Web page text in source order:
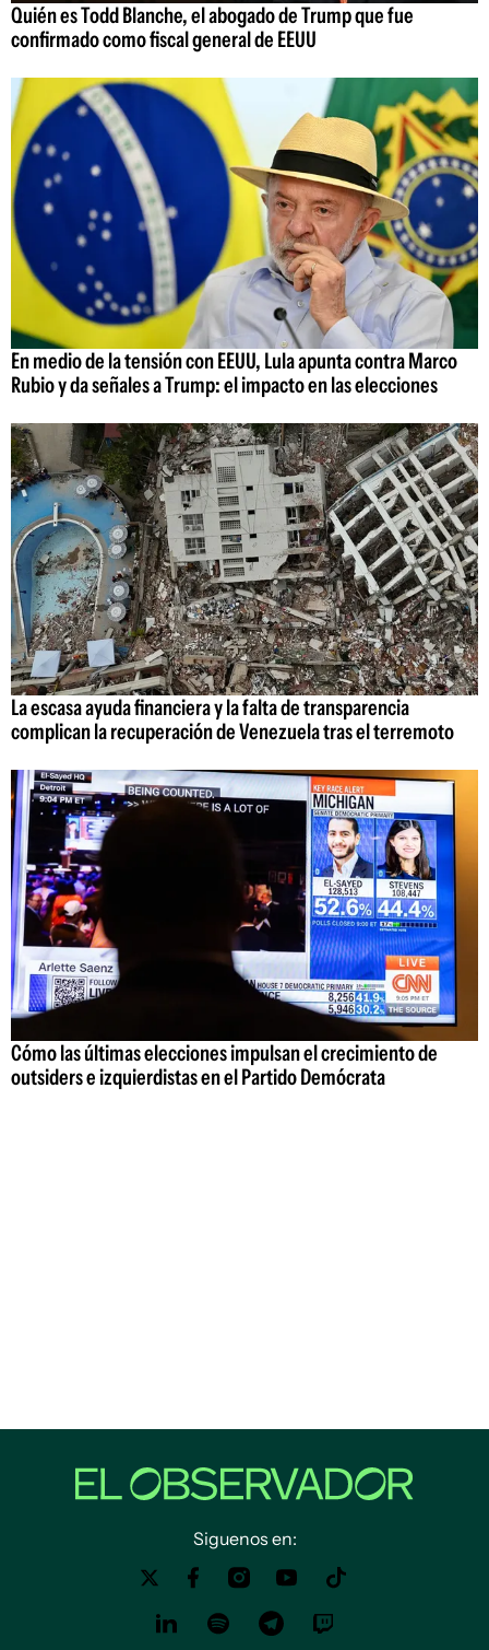
Quién es Todd Blanche, el abogado de Trump que fue
confirmado como fiscal general de EEUU
En medio de la tensión con EEUU, Lula apunta contra Marco
Rubio y da señales a Trump: el impacto en las elecciones
La escasa ayuda financiera y la falta de transparencia
complican la recuperación de Venezuela tras el terremoto
Cómo las últimas elecciones impulsan el crecimiento de
outsiders e izquierdistas en el Partido Demócrata
Siguenos en: